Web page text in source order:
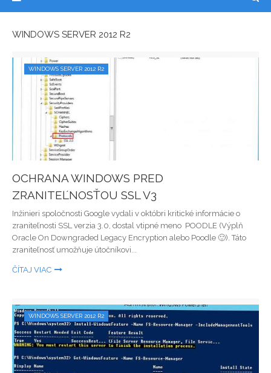
WINDOWS SERVER 2012 R2
WINDOWS SERVER 2012 R2
OCHRANA WINDOWS PRED
ZRANITEĽNOSŤOU SSL V3
Inžinieri spoločnosti Google vydali v októbri kritické informácie o
zraniteľnosti SSL verzia 3.0, dostal vtipné meno POODLE (Výplň
Oracle On Downgraded Legacy Encryption alebo Poodle 🙂). Táto
zraniteľnosť umožňuje útočníkovi...
ČÍTAJ VIAC
WINDOWS SERVER 2012 R2